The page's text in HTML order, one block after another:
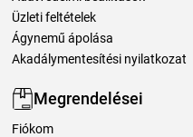
Üzleti feltételek
Ágynemű ápolása
Akadálymentesítési nyilatkozat
Megrendelései
Fiókom